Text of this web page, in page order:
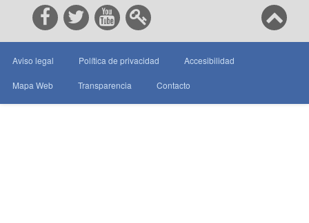
Aviso legal Política de privacidad Accesibilidad
Mapa Web Transparencia Contacto